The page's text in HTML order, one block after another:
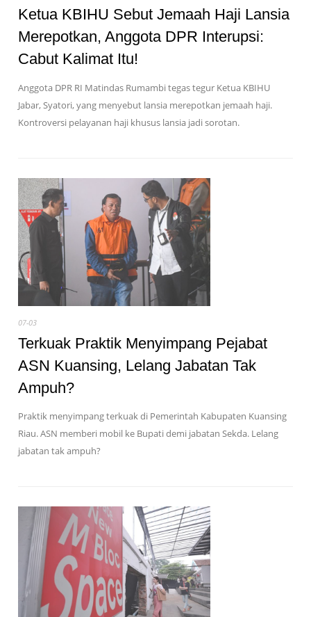
Ketua KBIHU Sebut Jemaah Haji Lansia
Merepotkan, Anggota DPR Interupsi:
Cabut Kalimat Itu!
Anggota DPR RI Matindas Rumambi tegas tegur Ketua KBIHU
Jabar, Syatori, yang menyebut lansia merepotkan jemaah haji.
Kontroversi pelayanan haji khusus lansia jadi sorotan.
07-03
Terkuak Praktik Menyimpang Pejabat
ASN Kuansing, Lelang Jabatan Tak
Ampuh?
Praktik menyimpang terkuak di Pemerintah Kabupaten Kuansing
Riau. ASN memberi mobil ke Bupati demi jabatan Sekda. Lelang
jabatan tak ampuh?